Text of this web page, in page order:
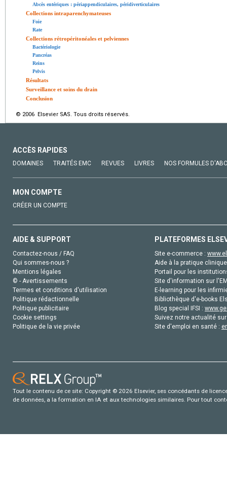
Abcès entériques : périappendiculaires, péridiverticulaires
Collections intraparenchymateuses
Foie
Rate
Collections rétropéritonéales et pelviennes
Bactériologie
Pancréas
Reins
Pelvis
Résultats
Surveillance et soins du drain
Conclusion
© 2006 Elsevier SAS. Tous droits réservés.
ACCÈS RAPIDES
DOMAINES TRAITÉS EMC REVUES LIVRES NOS FORMULES
MON COMPTE
CRÉER UN COMPTE
AIDE & SUPPORT
Contactez-nous / FAQ
Qui sommes-nous ?
Mentions légales
© - Avertissements
Termes et conditions d'utilisation
Politique rédactionnelle
Politique publicitaire
Cookie settings
Politique de la vie privée
PLATEFORMES
Site e-commerce :
Aide à la pratique
Portail pour les
Site d'information sur
E-learning pour les
Bibliothèque d'e-books
Blog special IFSI :
Suivez notre actualité
Site d'emploi en santé :
Tout le contenu de ce site: Copyright © 2026 Elsevier, ses concédants de
de données, a la formation en IA et aux technologies similaires. Pour tout